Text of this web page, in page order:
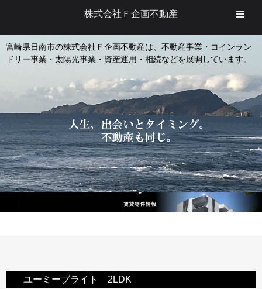
宮崎県日南市の株式会社Ｆ企画不動産は、不動産事業・コインラン
ドリー事業・太陽光事業・資産運用・相続などを展開しています。
ユーミーブライト 2LDK
株式会社Ｆ企画不動産